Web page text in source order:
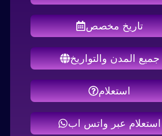
تاريخ مخصص
جميع المدن والتواريخ
استعلام
استعلام عبر واتس اب